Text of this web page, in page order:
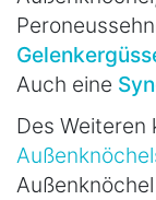
Auch eine
Des Weiteren